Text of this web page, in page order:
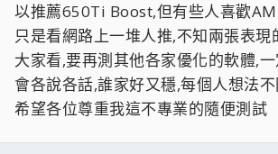
以推薦650Ti Boost,但有些人喜歡
只是看網路上一堆人推,不知兩張表現
大家看,要再測其他各家優化的軟體,
會各說各話,誰家好又穩,每個人想法
希望各位尊重我這不專業的隨便測試